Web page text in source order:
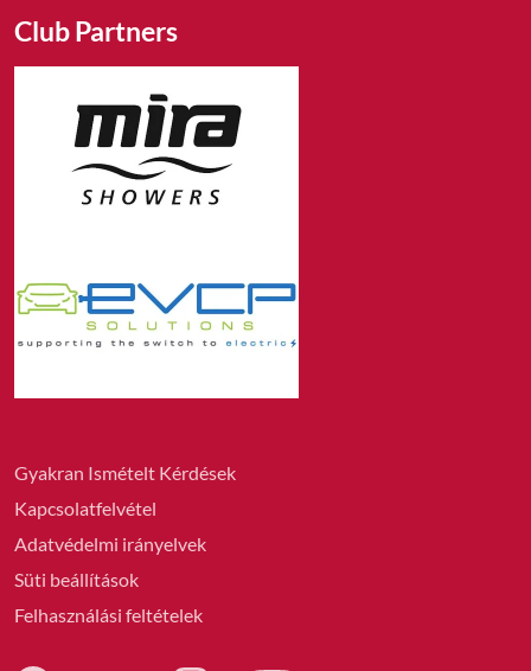
Gyakran Ismételt Kérdések
Kapcsolatfelvétel
Adatvédelmi irányelvek
Süti beállítások
Felhasználási feltételek
Club Partners